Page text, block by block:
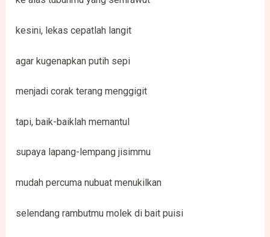
kesini, lekas cepatlah langit
agar kugenapkan putih sepi
menjadi corak terang menggigit
tapi, baik-baiklah memantul
supaya lapang-lempang jisimmu
mudah percuma nubuat menukilkan
selendang rambutmu molek di bait puisi